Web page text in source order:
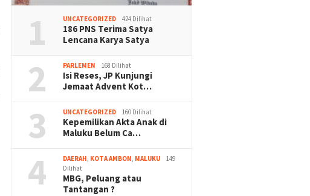
1 UNCATEGORIZED 424 Dilihat
186 PNS Terima Satya
Lencana Karya Satya
2 PARLEMEN 168 Dilihat
Isi Reses, JP Kunjungi
Jemaat Advent Kot…
3 UNCATEGORIZED 160 Dilihat
Kepemilikan Akta Anak di
Maluku Belum Ca…
4 DAERAH, KOTA AMBON, MALUKU
149
Dilihat
MBG, Peluang atau
Tantangan ?